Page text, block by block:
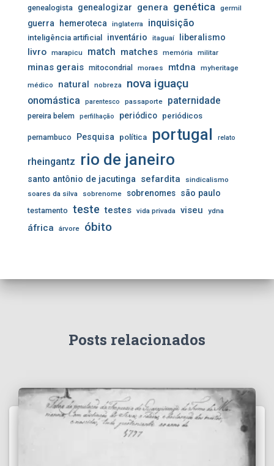
genealogista genealogizar genera genética germil
guerra hemeroteca inglaterra inquisição
inteligência artificial inventário itaguaí liberalismo
livro marapicu match matches memória militar
minas gerais mitocondrial moraes mtdna
myheritage
médico
natural nobreza nova iguaçu
onomástica parentesco passaporte paternidade
pereira belem perfilhação periódico periódicos
pernambuco Pesquisa política portugal relato
rheingantz rio de janeiro
santo antônio de jacutinga sefardita
sindicalismo
soares da silva
sobrenome sobrenomes são paulo
testamento teste testes vida privada viseu ydna
áfrica árvore óbito
Posts relacionados